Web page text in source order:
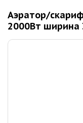
Аэратор/
2000Вт